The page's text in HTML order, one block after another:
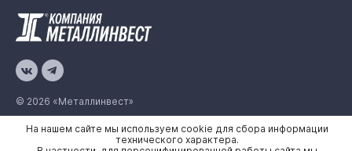
© 2026 «Металлинвест»
Политика конфиденциальности
На нашем сайте мы используем cookie для сбора информации
технического характера.